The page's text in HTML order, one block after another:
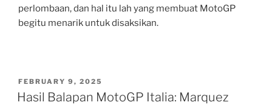
perlombaan, dan hal itu lah yang membuat MotoGP
begitu menarik untuk disaksikan.
POSTED
ON
FEBRUARY 9, 2025
Hasil Balapan MotoGP Italia: Marquez